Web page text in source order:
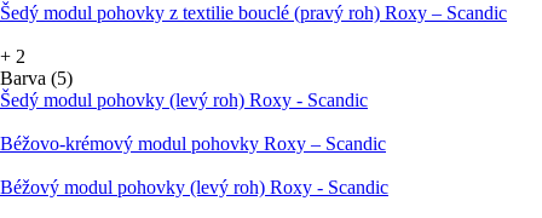
Šedý modul pohovky z textilie bouclé (pravý roh) Roxy – Scandic
+ 2
Barva (5)
Šedý modul pohovky (levý roh) Roxy - Scandic
Béžovo-krémový modul pohovky Roxy – Scandic
Béžový modul pohovky (levý roh) Roxy - Scandic